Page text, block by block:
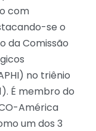
com
se o
da Comissão
no triênio
É membro do
América
um dos 3